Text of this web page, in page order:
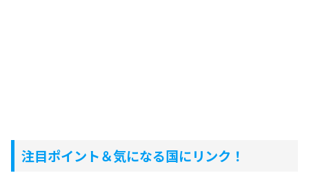
注目ポイント＆気になる国にリンク！